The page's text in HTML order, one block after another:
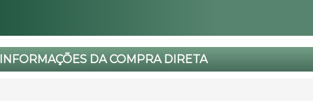
INFORMAÇÕES DA COMPRA DIRETA